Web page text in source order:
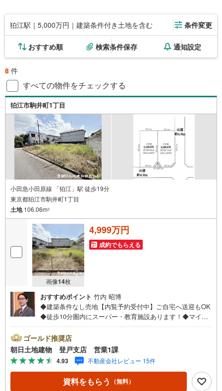
狛江駅｜5,000万円｜建築条件付き土地を含む 条件変更
おすすめ順 検索条件保存 通知設定
8 件
すべての物件をチェックする
狛江市駒井町1丁目
小田急小田原線 「狛江」駅 徒歩19分
東京都狛江市駒井町1丁目
土地106.06m2
画像14枚
4,999万円
成約でもらえる
おすすめポイント 竹内 昭博
◆建築条件なし売地【内覧予約受付中】ご自宅へ送迎もOK
◆徒歩10分圏内にスーパー・教育施設あります！◆マイホ
泉多摩川」駅徒歩『15分』◆建築条件なし売地◆子育てに
充実した住環境バッチリなエリア！◇こちらの物件のエリ
アは比較的平坦地が多く、日当たりがとても良好です！◇
公園・スーパー・コンビニ・バス停が徒歩圏内で子育てに
充実した教育環境がとても整っています！また、利便性も
バッチリです♪閑静な住宅地でもありますので、住環境も
ゴールド推奨店
朝日土地建物 登戸支店 営業1課
4.93 不動産会社レビュー 15件
資料をもらう （無料）